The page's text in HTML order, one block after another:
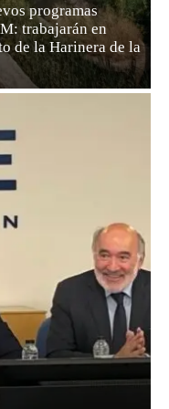
programas
trabajarán en
de la Harinera de la